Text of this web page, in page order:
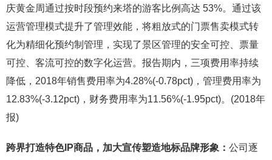
庆黄金周通过按时段预约来塔的游客比例高达 53%。通过该
运营管理模式提升了管理效能，将粗放式的门票售卖模式转
化为精细化预约制管理，实现了景区管理的安全可控、票量
可控、客流可控的数字化运营。报告期内，三项费用率持续
降低，2018年销售费用率为4.28%(-0.78pct)，管理费用率为
12.83%(-3.12pct)，财务费用率为11.56%(-1.95pct)。(2018年
报)
跨界打造特色IP商品，加大宣传塑造地标品牌形象： 公司逐